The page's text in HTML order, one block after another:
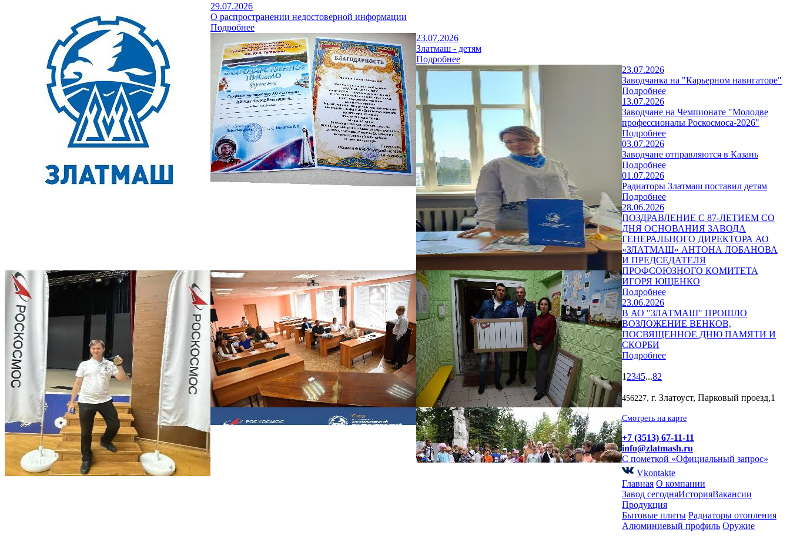
29.07.2026
О распространении недостоверной информации
Подробнее
23.07.2026
Златмаш - детям
Подробнее
23.07.2026
Заводчанка на "Карьерном навигаторе"
Подробнее
13.07.2026
Заводчане на Чемпионате "Молодве
профессионалы Роскосмоса-2026"
Подробнее
03.07.2026
Заводчане отправляются в Казань
Подробнее
01.07.2026
Радиаторы Златмаш поставил детям
Подробнее
28.06.2026
ПОЗДРАВЛЕНИЕ С 87-ЛЕТИЕМ СО
ДНЯ ОСНОВАНИЯ ЗАВОДА
ГЕНЕРАЛЬНОГО ДИРЕКТОРА АО
«ЗЛАТМАШ» АНТОНА ЛОБАНОВА
И ПРЕДСЕДАТЕЛЯ
ПРОФСОЮЗНОГО КОМИТЕТА
ИГОРЯ ЮЩЕНКО
Подробнее
23.06.2026
В АО "ЗЛАТМАШ" ПРОШЛО
ВОЗЛОЖЕНИЕ ВЕНКОВ,
ПОСВЯЩЕННОЕ ДНЮ ПАМЯТИ И
СКОРБИ
Подробнее
1 2345...82
456227, г. Златоуст, Парковый проезд,1
Смотреть на карте
+7 (3513) 67-11-11
info@zlatmash.ru
С пометкой «Официальный запрос»
Vkontakte
Главная О компании
Завод сегодняИсторияВакансии
Продукция
Бытовые плиты Радиаторы отопления
Алюминиевый профиль Оружие